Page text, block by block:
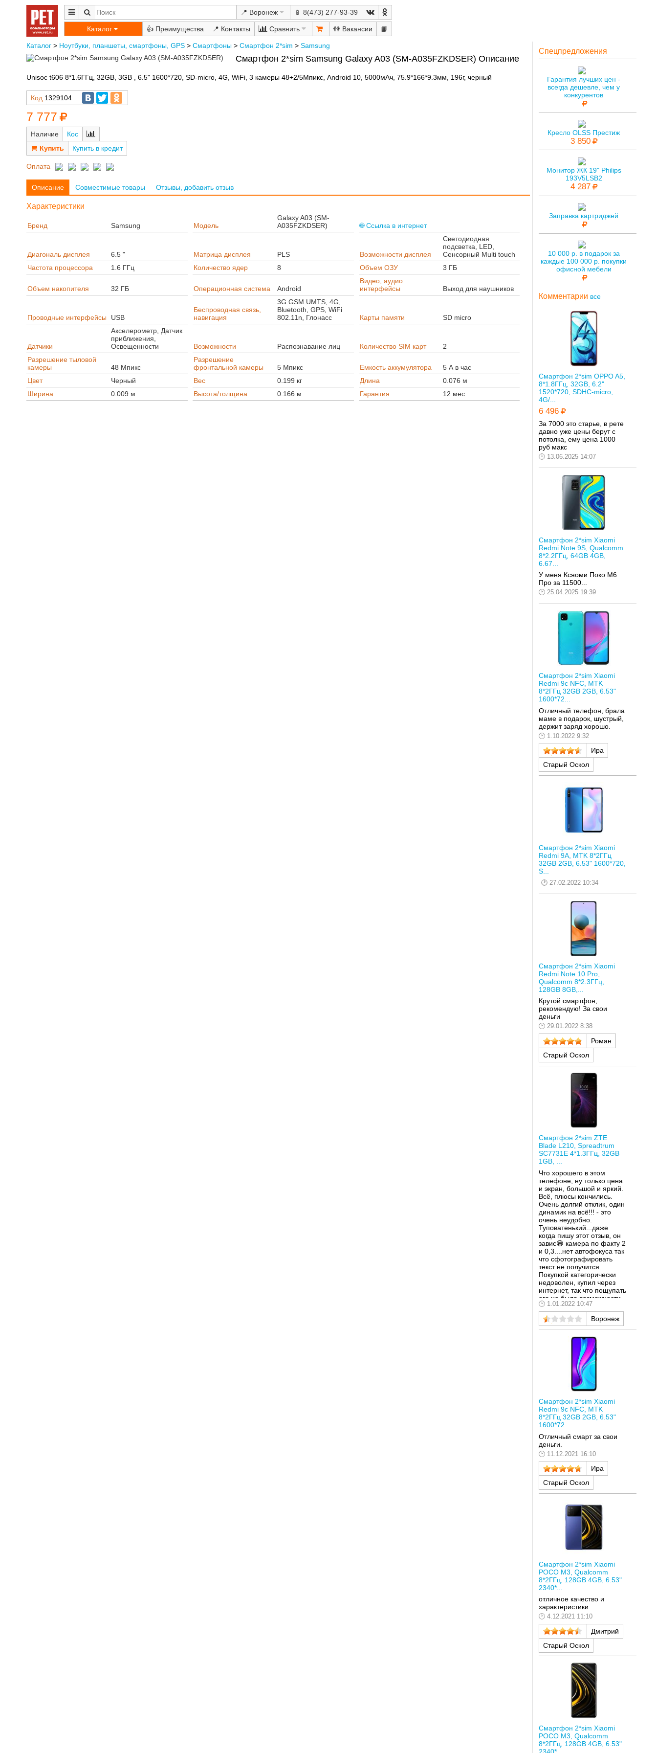
📍 Воронеж 📱 8(473) 277-93-39
Каталог 👍 📍 Сравнить 👫 📙
Каталог> Ноутбуки, планшеты, смартфоны, GPS> Смартфоны> Смартфон 2*sim > Samsung
Смартфон 2*sim Samsung Galaxy A03 (SM-A035FZKDSER) Описание
Unisoc t606 8*1.6ГГц, 32GB, 3GB , 6.5" 1600*720, SD-micro, 4G, WiFi, 3 камеры 48+2/5Мпикс, Android 10, 5000мАч, 75.9*166*9.3мм, 196г, черный
Код 1329104
7 777
Наличие
Кос
Купить в кредит
Оплата
Описание Совместимые товары Отзывы, добавить отзыв
Характеристики
Бренд Samsung Модель
Galaxy A03 (SM-
A035FZKDSER)
🌐 Ссылка в интернет
Диагональ дисплея 6.5 " Матрица дисплея PLS Возможности дисплея
Светодиодная
подсветка, LED,
Сенсорный Multi touch
Частота процессора
1.6 ГГц Количество ядер 8 Объем ОЗУ 3 ГБ
Объем накопителя 32 ГБ Операционная система Android
Видео, аудио
интерфейсы
Выход для наушников
Проводные интерфейсы USB
Беспроводная связь,
навигация
3G GSM UMTS, 4G,
Bluetooth, GPS, WiFi
802.11n, Глонасс
Карты памяти SD micro
Датчики
Акселерометр, Датчик
приближения,
Освещенности
Возможности Распознавание лиц Количество SIM карт
2
Разрешение тыловой
камеры
48 Мпикс
Разрешение
фронтальной камеры
5 Мпикс Емкость аккумулятора
5 А в час
Цвет
Черный Вес 0.199 кг Длина
0.076 м
Ширина
0.009 м Высота/толщина 0.166 м Гарантия 12 мес
Спецпредложения
Гарантия лучших цен -
всегда дешевле, чем у
конкурентов
Кресло OLSS Престиж
3 850
Монитор ЖК 19" Philips
193V5LSB2
4 287
Заправка картриджей
10 000 р. в подарок за
каждые 100 000 р. покупки
офисной мебели
Комментарии все
Смартфон 2*sim OPPO A5,
8*1.8ГГц, 32GB, 6.2"
1520*720, SDHC-micro,
4G/...
6 496
За 7000 это старье, в рете
давно уже цены берут с
потолка, ему цена 1000
руб макс
13.06.2025 14:07
Смартфон 2*sim Xiaomi
Redmi Note 9S, Qualcomm
8*2.2ГГц, 64GB 4GB,
6.67...
У меня Ксяоми Поко М6
Про за 11500...
25.04.2025 19:39
Смартфон 2*sim Xiaomi
Redmi 9c NFC, MTK
8*2ГГц 32GB 2GB, 6.53"
1600*72...
Отличный телефон, брала
маме в подарок, шустрый,
держит заряд хорошо.
1.10.2022 9:32
Ира
Старый Оскол
Смартфон 2*sim Xiaomi
Redmi 9A, MTK 8*2ГГц
32GB 2GB, 6.53" 1600*720,
S...
27.02.2022 10:34
Смартфон 2*sim Xiaomi
Redmi Note 10 Pro,
Qualcomm 8*2.3ГГц,
128GB 8GB,...
Крутой смартфон,
рекомендую! За свои
деньги
29.01.2022 8:38
Роман
Старый Оскол
Смартфон 2*sim ZTE
Blade L210, Spreadtrum
SC7731E 4*1.3ГГц, 32GB
1GB, ...
Что хорошего в этом
телефоне, ну только цена
и экран, большой и яркий.
Всё, плюсы кончились.
Очень долгий отклик, один
динамик на всё!!! - это
очень неудобно.
Туповатенький...даже
когда пишу этот отзыв, он
завис😁 камера по факту 2
и 0,3....нет автофокуса так
что сфотографировать
текст не получится.
Покупкой категорически
недоволен, купил через
интернет, так что пощупать
его не было возможности,
а отзывы толкуют, что цена
качество....не верьте...
1.01.2022 10:47
Воронеж
Смартфон 2*sim Xiaomi
Redmi 9c NFC, MTK
8*2ГГц 32GB 2GB, 6.53"
1600*72...
Отличный смарт за свои
деньги.
11.12.2021 16:10
Ира
Старый Оскол
Смартфон 2*sim Xiaomi
POCO M3, Qualcomm
8*2ГГц, 128GB 4GB, 6.53"
2340*...
отличное качество и
характеристики
4.12.2021 11:10
Дмитрий
Старый Оскол
Смартфон 2*sim Xiaomi
POCO M3, Qualcomm
8*2ГГц, 128GB 4GB, 6.53"